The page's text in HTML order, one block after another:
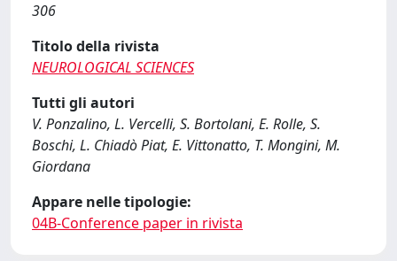
306
Titolo della rivista
NEUROLOGICAL SCIENCES
Tutti gli autori
V. Ponzalino, L. Vercelli, S. Bortolani, E. Rolle, S.
Boschi, L. Chiadò Piat, E. Vittonatto, T. Mongini, M.
Giordana
Appare nelle tipologie:
04B-Conference paper in rivista